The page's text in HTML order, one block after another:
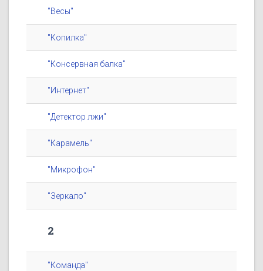
"Весы"
"Копилка"
"Консервная балка"
"Интернет"
"Детектор лжи"
"Карамель"
"Микрофон"
"Зеркало"
2
"Команда"